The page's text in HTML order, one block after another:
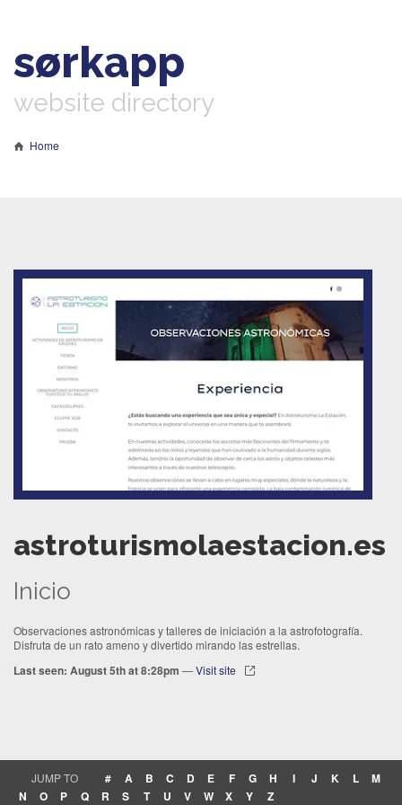
sørkapp
website directory
Home
astroturismolaestacion.es
Inicio
Observaciones astronómicas y talleres de iniciación a la astrofotografía.
Disfruta de un rato ameno y divertido mirando las estrellas.
Last seen: August 5th at 8:28pm —Visit site
JUMP TO # A B C D E F G H I J K L
M
N
O P Q R S T U V W X Y Z